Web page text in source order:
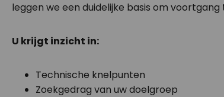
leggen we een duidelijke basis om
U krijgt inzicht in:
Technische knelpunten
Zoekgedrag van uw doelgroep